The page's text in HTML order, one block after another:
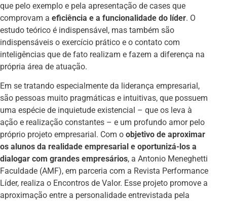
que pelo exemplo e pela apresentação de cases que
comprovam a eficiência e a funcionalidade do líder. O
estudo teórico é indispensável, mas também são
indispensáveis o exercício prático e o contato com
inteligências que de fato realizam e fazem a diferença na
própria área de atuação.
Em se tratando especialmente da liderança empresarial,
são pessoas muito pragmáticas e intuitivas, que possuem
uma espécie de inquietude existencial – que os leva à
ação e realização constantes – e um profundo amor pelo
próprio projeto empresarial. Com o objetivo de aproximar
os alunos da realidade empresarial e oportunizá-los a
dialogar com grandes empresários, a Antonio Meneghetti
Faculdade (AMF), em parceria com a Revista Performance
Líder, realiza o Encontros de Valor. Esse projeto promove a
aproximação entre a personalidade entrevistada pela